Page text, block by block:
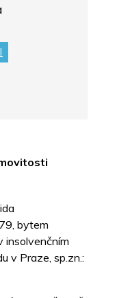
bytem
insolvenčním
v Praze, sp.zn.: